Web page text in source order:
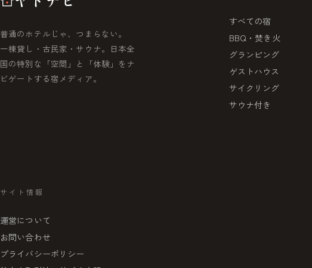
普通のホテルじゃ、つまらない。
一棟貸し・古民家・サウナ。日本全
国の特別な「空間」と「体験」をナ
ビゲートする宿メディア。
すべての宿
BBQ・焚き火
グランピング
ゲストハウス
サイクリング
サウナ付き
サイト情報
運営について
お問い合わせ
プライバシーポリシー